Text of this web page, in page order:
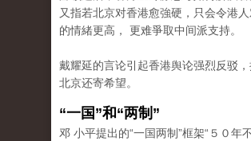
又指若北京对香港愈強硬，只会令港
的情緒更高， 更难爭取中间派支持。
戴耀延的言论引起香港舆论强烈反驳
北京还寄希望。
“一国”和“两制”
邓 小平提出的“一国两制”框架“５０年